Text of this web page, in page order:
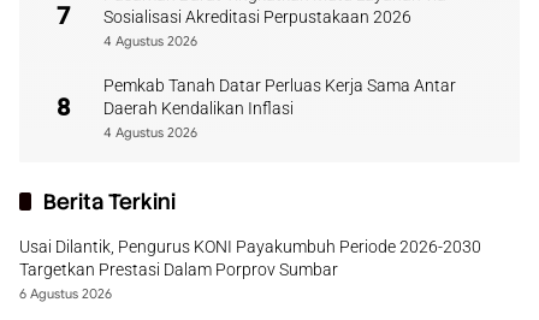
7
Sosialisasi Akreditasi Perpustakaan 2026
4 Agustus 2026
8
Pemkab Tanah Datar Perluas Kerja Sama Antar
Daerah Kendalikan Inflasi
4 Agustus 2026
Berita Terkini
Usai Dilantik, Pengurus KONI Payakumbuh Periode 2026-2030
Targetkan Prestasi Dalam Porprov Sumbar
6 Agustus 2026